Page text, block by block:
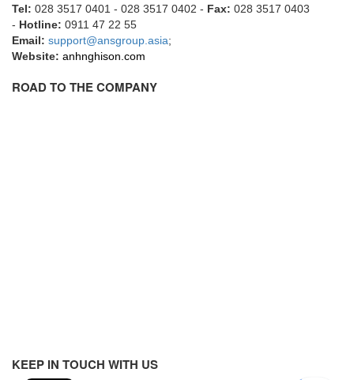
Francia Srl Vietnam
Francis Vietnam
FRANKE
Freezemod
Tel: 028 3517 0401 - 028 3517 0402 - Fax: 028 3517 0403
- Hotline: 0911 47 22 55
Email: support@ansgroup.asia;
Website: anhnghison.com
ROAD TO THE COMPANY
KEEP IN TOUCH WITH US